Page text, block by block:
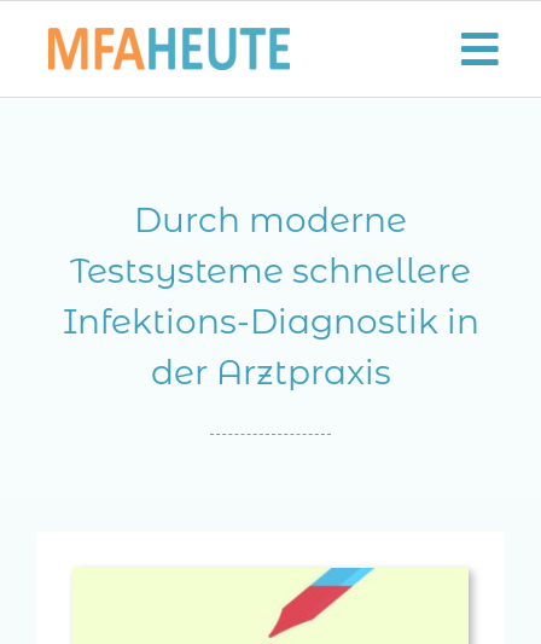
Inhalt
Der MFA-Beruf
MFA-heute Newsletter-Anmeldung
Durch moderne
Testsysteme schnellere
Infektions-Diagnostik in
der Arztpraxis